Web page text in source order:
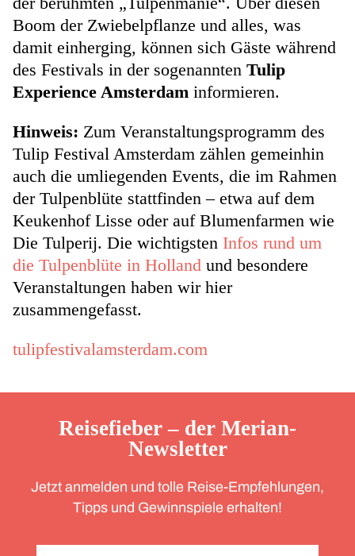
Boom der Zwiebelpflanze und alles, was
damit einherging, können sich Gäste während
des Festivals in der sogenannten Tulip
Experience Amsterdam informieren.
Hinweis: Zum Veranstaltungsprogramm des
Tulip Festival Amsterdam zählen gemeinhin
auch die umliegenden Events, die im Rahmen
der Tulpenblüte stattfinden – etwa auf dem
Keukenhof Lisse oder auf Blumenfarmen wie
Die Tulperij. Die wichtigsten Infos rund um
die Tulpenblüte in Holland und besondere
Veranstaltungen haben wir hier
zusammengefasst.
tulipfestivalamsterdam.com
Reisefieber – der Merian-
Newsletter
Jetzt anmelden und tolle Reise-Empfehlungen,
Tipps und Gewinnspiele erhalten!